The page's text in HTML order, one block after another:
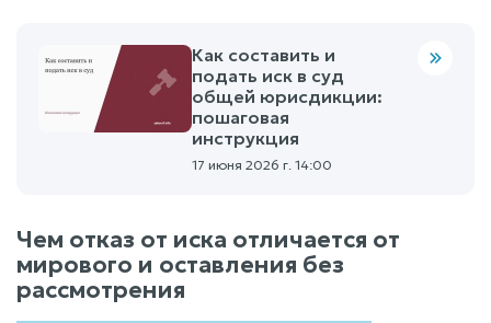
Как составить и
подать иск в суд
общей юрисдикции:
пошаговая
инструкция
17 июня 2026 г. 14:00
Чем отказ от иска отличается от
мирового и оставления без
рассмотрения